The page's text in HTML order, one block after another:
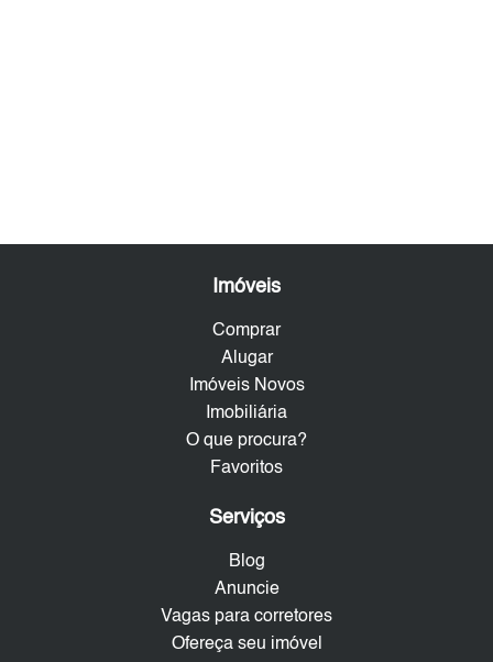
Imóveis
Comprar
Alugar
Imóveis Novos
Imobiliária
O que procura?
Favoritos
Serviços
Blog
Anuncie
Vagas para corretores
Ofereça seu imóvel